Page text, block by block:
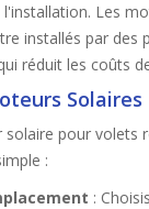
Les
installés par des
réduit les coûts
Solaires
solaire pour volets
:
: